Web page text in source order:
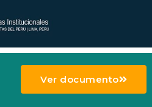
Ver documento